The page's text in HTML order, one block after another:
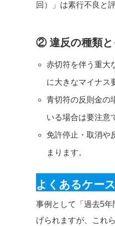
回）」は素行不良と
② 違反の種類と
赤切符を伴う重大
に大きなマイナス
青切符の反則金の
いる場合は要注意
免許停止・取消や
まります。
よくあるケー
事例として「過去5
げられますが、これ